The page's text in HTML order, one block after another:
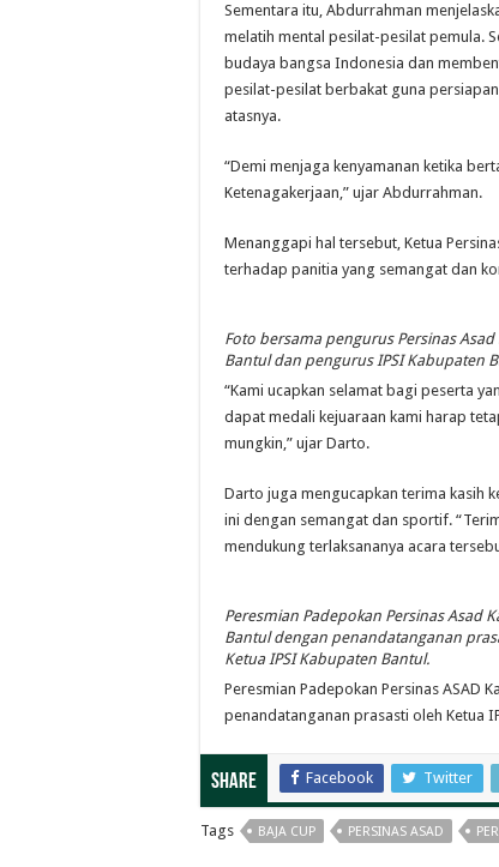
Sementara itu, Abdurrahman
melatih mental pesilat-pesilat pemula.
budaya bangsa Indonesia dan
pesilat-pesilat berbakat guna
atasnya.
“Demi menjaga kenyamanan ketika
Ketenagakerjaan,” ujar Abdurrahman.
Menanggapi hal tersebut, Ketua
terhadap panitia yang semangat dan
Foto bersama pengurus Persinas
Bantul dan pengurus IPSI Kabupaten
“Kami ucapkan selamat bagi peserta
dapat medali kejuaraan kami harap
mungkin,” ujar Darto.
Darto juga mengucapkan terima kasih
ini dengan semangat dan sportif.
mendukung terlaksananya acara
Peresmian Padepokan Persinas Asad
Bantul dengan penandatanganan
Ketua IPSI Kabupaten Bantul.
Peresmian Padepokan Persinas ASAD
penandatanganan prasasti oleh Ketua
Share Facebook Twitter
Tags BAJA CUP PERSINAS ASAD